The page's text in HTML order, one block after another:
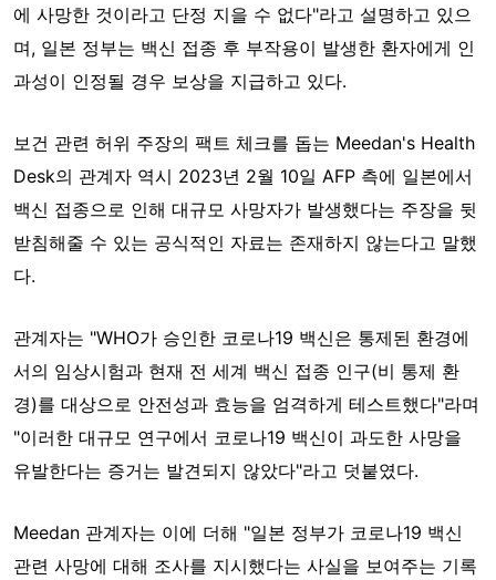
에 사망한 것이라고 단정 지을 수 없다"라고 설명하고 있으
며, 일본 정부는 백신 접종 후 부작용이 발생한 환자에게 인
과성이 인정될 경우 보상을 지급하고 있다.
보건 관련 허위 주장의 팩트 체크를 돕는 Meedan's Health
Desk의 관계자 역시 2023년 2월 10일 AFP 측에 일본에서
백신 접종으로 인해 대규모 사망자가 발생했다는 주장을 뒷
받침해줄 수 있는 공식적인 자료는 존재하지 않는다고 말했
다.
관계자는 "WHO가 승인한 코로나19 백신은 통제된 환경에
서의 임상시험과 현재 전 세계 백신 접종 인구(비 통제 환
경)를 대상으로 안전성과 효능을 엄격하게 테스트했다"라며
"이러한 대규모 연구에서 코로나19 백신이 과도한 사망을
유발한다는 증거는 발견되지 않았다"라고 덧붙였다.
Meedan 관계자는 이에 더해 "일본 정부가 코로나19 백신
관련 사망에 대해 조사를 지시했다는 사실을 보여주는 기록